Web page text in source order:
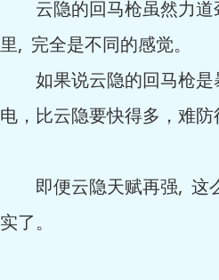
云隐的回马枪虽然力道
里, 完全是不同的感觉。
如果说云隐的回马枪是
电，比云隐要快得多，难
即便云隐天赋再强, 这么
实了。